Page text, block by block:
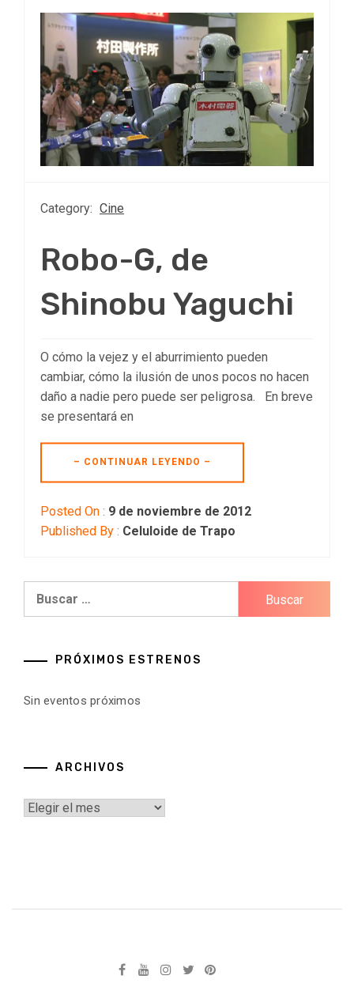
Category: Cine
Robo-G, de
Shinobu Yaguchi
O cómo la vejez y el aburrimiento pueden
cambiar, cómo la ilusión de unos pocos no hacen
daño a nadie pero puede ser peligrosa. En breve
se presentará en
– CONTINUAR LEYENDO –
Posted On : 9 de noviembre de 2012
Published By : Celuloide de Trapo
PRÓXIMOS ESTRENOS
Sin eventos próximos
ARCHIVOS
Archivos